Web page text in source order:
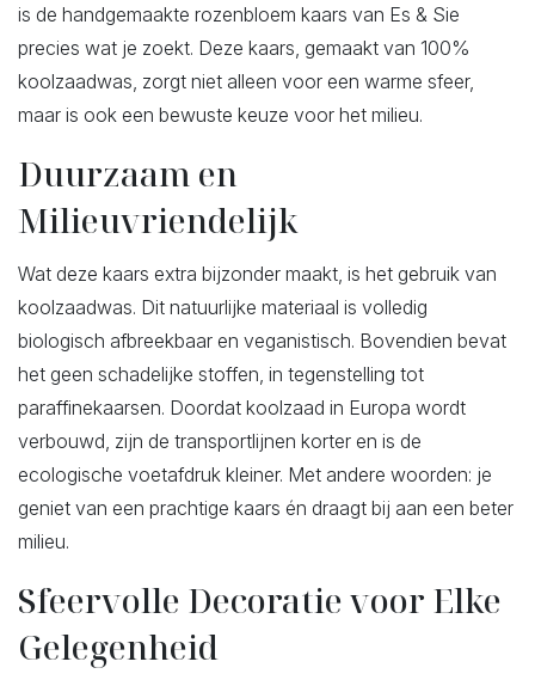
is de handgemaakte rozenbloem kaars van Es & Sie
precies wat je zoekt. Deze kaars, gemaakt van 100%
koolzaadwas, zorgt niet alleen voor een warme sfeer,
maar is ook een bewuste keuze voor het milieu.
Duurzaam en
Milieuvriendelijk
Wat deze kaars extra bijzonder maakt, is het gebruik van
koolzaadwas. Dit natuurlijke materiaal is volledig
biologisch afbreekbaar en veganistisch. Bovendien bevat
het geen schadelijke stoffen, in tegenstelling tot
paraffinekaarsen. Doordat koolzaad in Europa wordt
verbouwd, zijn de transportlijnen korter en is de
ecologische voetafdruk kleiner. Met andere woorden: je
geniet van een prachtige kaars én draagt bij aan een beter
milieu.
Sfeervolle Decoratie voor Elke
Gelegenheid